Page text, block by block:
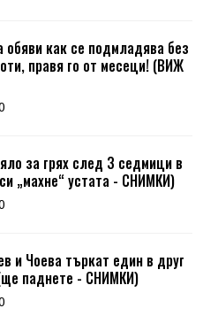
как се подмладява без
правя го от месеци! (ВИЖ
за грях след 3 седмици в
„махне“ устата - СНИМКИ)
и Чоева търкат един в друг
паднете - СНИМКИ)